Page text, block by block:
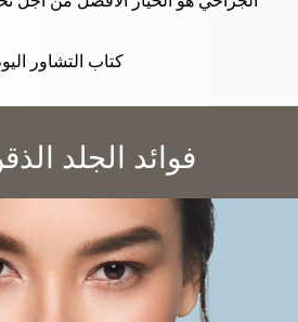
كتاب التشاور
فوائد الجلد